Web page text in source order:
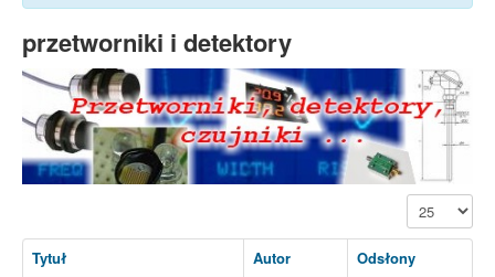
przetworniki i detektory
Pokaż #
Tytuł Autor
Odsłony